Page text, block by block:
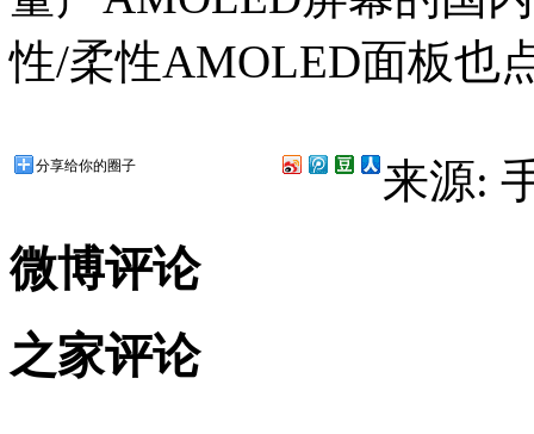
性/柔性AMOLED面板也
分享给你的圈子 来源:
微博评论
之家评论